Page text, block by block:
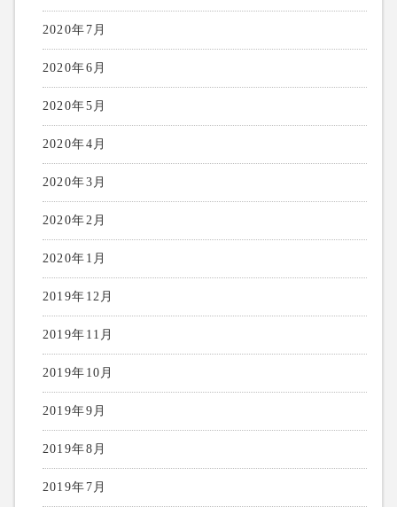
2020年7月
2020年6月
2020年5月
2020年4月
2020年3月
2020年2月
2020年1月
2019年12月
2019年11月
2019年10月
2019年9月
2019年8月
2019年7月